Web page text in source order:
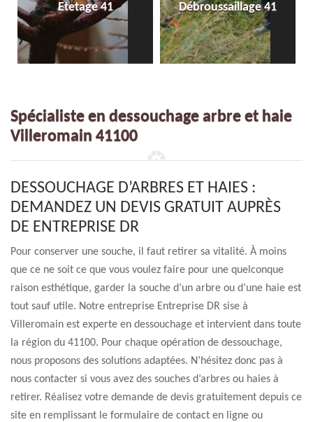
Etetage 41 Débroussaillage 41
Spécialiste en dessouchage arbre et haie
Villeromain 41100
DESSOUCHAGE D’ARBRES ET HAIES :
DEMANDEZ UN DEVIS GRATUIT AUPRÈS
DE ENTREPRISE DR
Pour conserver une souche, il faut retirer sa vitalité. À moins
que ce ne soit ce que vous voulez faire pour une quelconque
raison esthétique, garder la souche d’un arbre ou d’une haie est
tout sauf utile. Notre entreprise Entreprise DR sise à
Villeromain est experte en dessouchage et intervient dans toute
la région du 41100. Pour chaque opération de dessouchage,
nous proposons des solutions adaptées. N’hésitez donc pas à
nous contacter si vous avez des souches d’arbres ou haies à
retirer. Réalisez votre demande de devis gratuitement depuis ce
site en remplissant le formulaire de contact en ligne ou